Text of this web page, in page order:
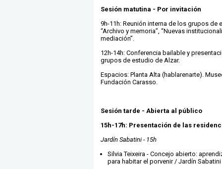
Sesión matutina - Por invitación
9h-11h: Reunión interna de los grupos de
“Archivo y memoria”, “Nuevas
mediación”.
12h-14h: Conferencia bailable y
grupos de estudio de Alzar.
Espacios: Planta Alta (hablarenarte).
Fundación Carasso.
Sesión tarde - Abierta al público
15h-17h: Presentación de las
Jardín Sabatini - 15h
Silvia Teixeira - Concejo abierto:
para habitar el porvenir / Jardín Sabatini